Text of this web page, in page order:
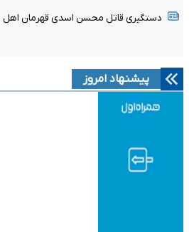
دستگیری قاتل محسن اسدی قهرمان
پیشنهاد امروز